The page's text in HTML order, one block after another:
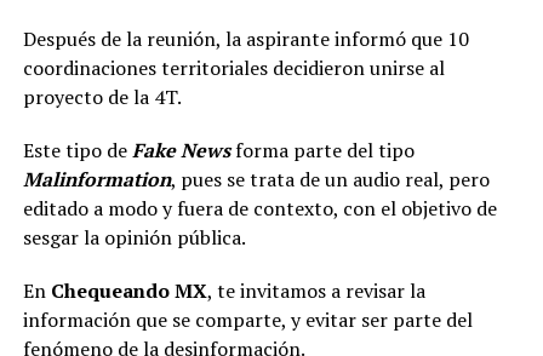
Después de la reunión, la aspirante informó que 10
coordinaciones territoriales decidieron unirse al
proyecto de la 4T.
Este tipo deFake Newsforma parte del tipo
Malinformation, pues se trata de un audio real, pero
editado a modo y fuera de contexto, con el objetivo de
sesgar la opinión pública.
En Chequeando MX, te invitamos a revisar la
información que se comparte, y evitar ser parte del
fenómeno de la desinformación.